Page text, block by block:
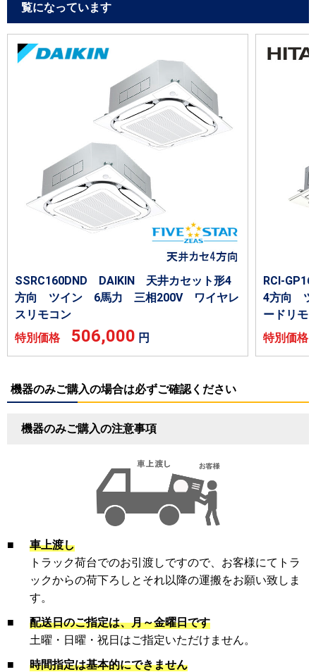
覧になっています
SSRC160DND DAIKIN 天井カセット形4
方向 ツイン 6馬力 三相200V ワイヤレ
スリモコン
特別価格 506,000 円
RCI-
4方向
ードリモ
特別価
機器のみご購入の場合は必ずご確認ください
機器のみご購入の注意事項
■
車上渡し
トラック荷台でのお引渡しですので、お客様にてトラ
ックからの荷下ろしとそれ以降の運搬をお願い致しま
す。
■
配送日のご指定は、月～金曜日です
土曜・日曜・祝日はご指定いただけません。
■
時間指定は基本的にできません